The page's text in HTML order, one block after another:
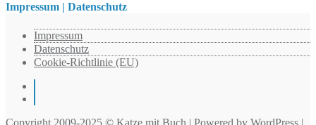
Impressum | Datenschutz
Impressum
Datenschutz
Cookie-Richtlinie (EU)
Copyright 2009-2025 © Katze mit Buch | Powered by WordPress |